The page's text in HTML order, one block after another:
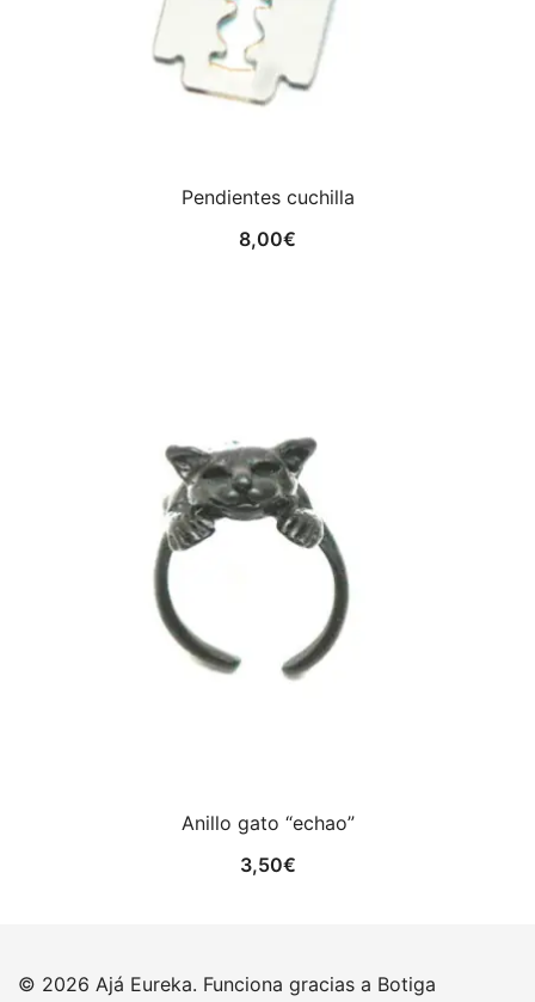
Pendientes cuchilla
8,00€
Anillo gato “echao”
3,50€
© 2026 Ajá Eureka. Funciona gracias a Botiga